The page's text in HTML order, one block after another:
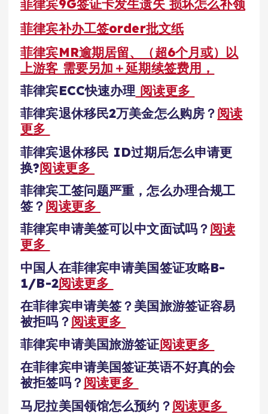
菲律宾9G签证卡发生遗失 损坏怎么补领
菲律宾补办工签order批文纸
菲律宾MR逾期居留、（超6个月或）以
上游客 需要另加＋延期续签费用，
菲律宾ECC快速办理 阅读更多
菲律宾退休移民2万美金怎么购房？阅读
更多
菲律宾退休移民 ID过期后怎么申请更
换?阅读更多
菲律宾工签问题严重，怎么办理合规工
签？阅读更多
菲律宾申请美签可以中文面试吗？阅读
更多
中国人在菲律宾申请美国签证攻略B-
1/B-2阅读更多
在菲律宾申请美签？美国旅游签证容易
被拒吗？阅读更多
菲律宾申请美国旅游签证阅读更多
在菲律宾申请美国签证英语不好真的会
被拒签吗？阅读更多
马尼拉美国领馆怎么预约？阅读更多